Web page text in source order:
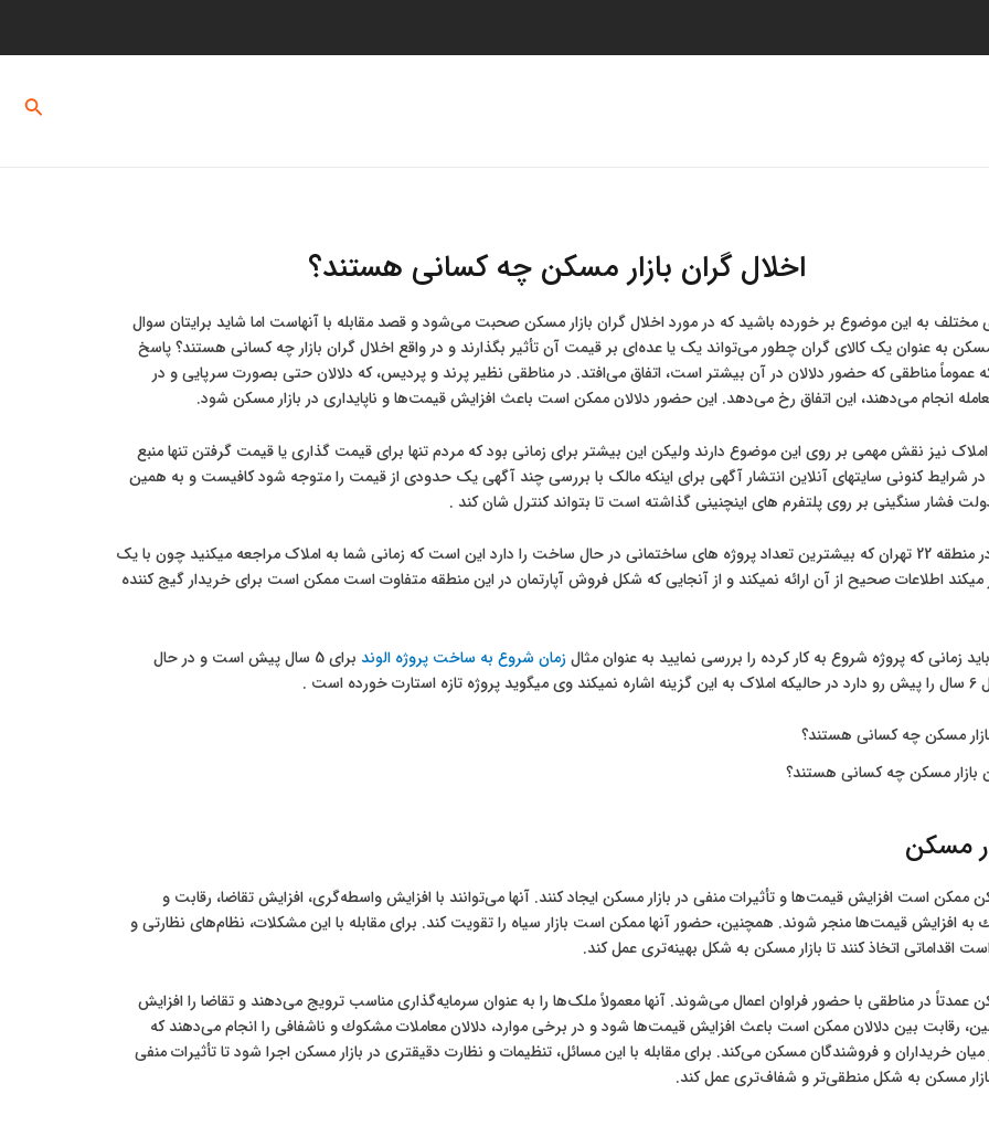
اخلال گران بازار مسکن چه کسانی هستند؟
مختلف به این موضوع بر خورده باشید که در مورد اخلال گران بازار مسکن صحبت می‌شود و قصد مقابله با آنهاست اما شاید برایتان سوال
به عنوان یک کالای گران چطور می‌تواند یک یا عده‌ای بر قیمت آن تأثیر بگذارند و در واقع اخلال گران بازار چه کسانی هستند؟ پاسخ
عموماً مناطقی که حضور دلالان در آن بیشتر است، اتفاق می‌افتد. در مناطقی نظیر پرند و پردیس، که دلالان حتی بصورت سرپایی و در
انجام می‌دهند، این اتفاق رخ می‌دهد. این حضور دلالان ممکن است باعث افزایش قیمت‌ها و ناپایداری در بازار مسکن شود.
املاک نیز نقش مهمی بر روی این موضوع دارند ولیکن این بیشتر برای زمانی بود که مردم تنها برای قیمت گذاری یا قیمت گرفتن تنها منبع
شرایط کنونی سایتهای آنلاین انتشار آگهی برای اینکه مالک با بررسی چند آگهی یک حدودی از قیمت را متوجه شود کافیست و به همین
فشار سنگینی بر روی پلتفرم های اینچنینی گذاشته است تا بتواند کنترل شان کند .
یکی از ایرادات در منطقه 22 تهران که بیشترین تعداد پروژه های ساختمانی در حال ساخت را دارد این است که زمانی شما به املاک مراجعه میکنید چون با یک
میکند اطلاعات صحیح از آن ارائه نمیکند و از آنجایی که شکل فروش آپارتمان در این منطقه متفاوت است ممکن است برای خریدار گیج کننده
زمانی که پروژه شروع به کار کرده را بررسی نمایید به عنوان مثالزمان شروع به ساخت پروژه الوند
برای 5 سال پیش است و در حال
است .
بازار مسکن چه کسانی هستند؟
مسکن
ممکن است افزایش قیمت‌ها و تأثیرات منفی در بازار مسکن ایجاد کنند. آنها می‌توانند با افزایش واسطه‌گری، افزایش تقاضا، رقابت و
افزایش قیمت‌ها منجر شوند. همچنین، حضور آنها ممکن است بازار سیاه را تقویت کند. برای مقابله با این مشکلات، نظام‌های نظارتی و
اقداماتی اتخاذ کنند تا بازار مسکن به شکل بهینه‌تری عمل کند.
عمدتاً در مناطقی با حضور فراوان اعمال می‌شوند. آنها معمولاً ملک‌ها را به عنوان سرمایه‌گذاری مناسب ترویج می‌دهند و تقاضا را افزایش
رقابت بین دلالان ممکن است باعث افزایش قیمت‌ها شود و در برخی موارد، دلالان معاملات مشکوك و ناشفافی را انجام می‌دهند که
میان خریداران و فروشندگان مسکن می‌کند. برای مقابله با این مسائل، تنظیمات و نظارت دقیقتری در بازار مسکن اجرا شود تا تأثیرات منفی
مسکن به شکل منطقی‌تر و شفاف‌تری عمل کند.